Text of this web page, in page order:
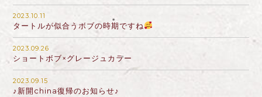
2023.10.11
タートルが似合うボブの時期ですね
2023.09.26
ショートボブ×グレージュカラー
2023.09.15
♪新開china復帰のお知らせ♪